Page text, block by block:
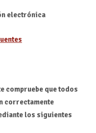
electrónica
compruebe que todos
correctamente
los siguientes